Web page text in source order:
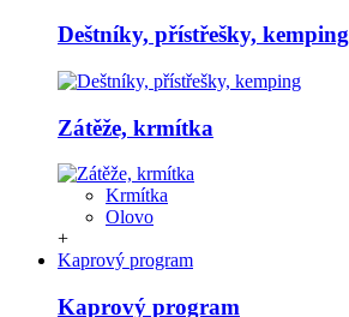
Deštníky, přístřešky, kemping
Zátěže, krmítka
Krmítka
Olovo
+
Kaprový program
Kaprový program